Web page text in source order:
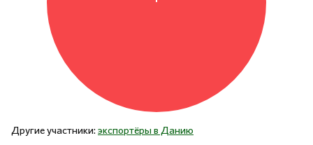
Другие участники: экспортёры в Данию